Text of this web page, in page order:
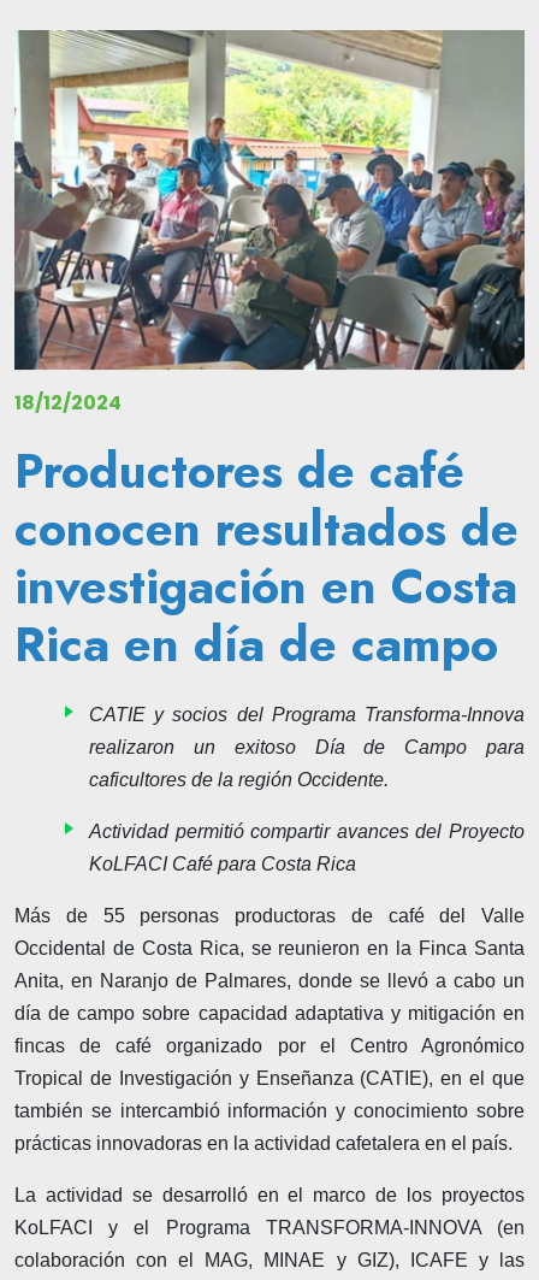
Image
18/12/2024
Productores de café
conocen resultados de
investigación en Costa
Rica en día de campo
CATIE y socios del Programa Transforma-Innova
realizaron un exitoso Día de Campo para
caficultores de la región Occidente.
Actividad permitió compartir avances del Proyecto
KoLFACI Café para Costa Rica
Más de 55 personas productoras de café del Valle
Occidental de Costa Rica, se reunieron en la Finca Santa
Anita, en Naranjo de Palmares, donde se llevó a cabo un
día de campo sobre capacidad adaptativa y mitigación en
fincas de café organizado por el Centro Agronómico
Tropical de Investigación y Enseñanza (CATIE), en el que
también se intercambió información y conocimiento sobre
prácticas innovadoras en la actividad cafetalera en el país.
La actividad se desarrolló en el marco de los proyectos
KoLFACI y el Programa TRANSFORMA-INNOVA (en
colaboración con el MAG, MINAE y GIZ), ICAFE y las